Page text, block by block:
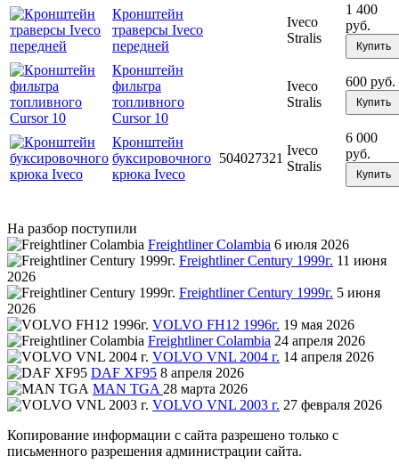
Кронштейн
траверсы Iveco
передней
Iveco
Stralis
1 400
руб.
Купить
Кронштейн
фильтра
топливного
Cursor 10
Iveco
Stralis
600 руб.
Купить
Кронштейн
буксировочного
крюка Iveco
504027321
Iveco
Stralis
6 000
руб.
Купить
На разбор поступили
Freightliner Colambia 6 июля 2026
Freightliner Century 1999г. 11 июня
2026
Freightliner Century 1999г. 5 июня
2026
VOLVO FH12 1996г. 19 мая 2026
Freightliner Colambia 24 апреля 2026
VOLVO VNL 2004 г. 14 апреля 2026
DAF XF95 8 апреля 2026
MAN TGA 28 марта 2026
VOLVO VNL 2003 г. 27 февраля 2026
Копирование информации с сайта разрешено только с
письменного разрешения администрации сайта.